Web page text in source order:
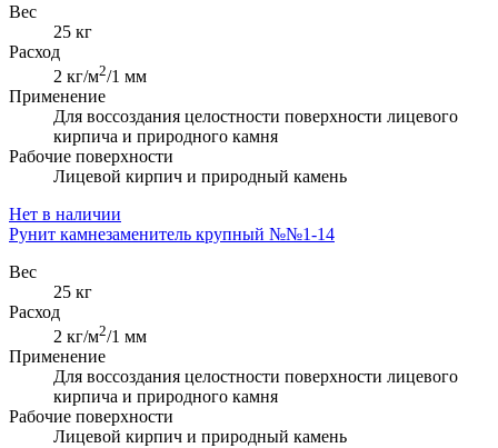
Вес
25 кг
Расход
2 кг/м2/1 мм
Применение
Для воссоздания целостности поверхности лицевого
кирпича и природного камня
Рабочие поверхности
Лицевой кирпич и природный камень
Нет в наличии
Рунит камнезаменитель крупный №№1-14
Вес
25 кг
Расход
2 кг/м2/1 мм
Применение
Для воссоздания целостности поверхности лицевого
кирпича и природного камня
Рабочие поверхности
Лицевой кирпич и природный камень